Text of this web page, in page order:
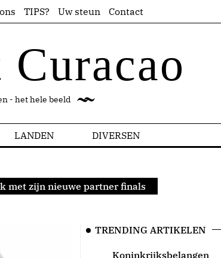
TIPS? Uw steun Contact
- het hele beeld
LANDEN DIVERSEN
met zijn nieuwe partner finals
TRENDING ARTIKELEN
Koninkrijksbelangen